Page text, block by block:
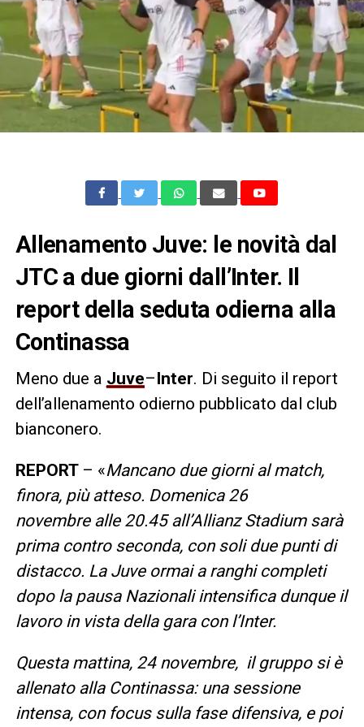
Allenamento Juve: le novità dal
JTC a due giorni dall’Inter. Il
report della seduta odierna alla
Continassa
Meno due a Juve–Inter. Di seguito il report
dell’allenamento odierno pubblicato dal club
bianconero.
REPORT – «Mancano due giorni al match,
finora, più atteso. Domenica 26
novembre alle 20.45 all’Allianz Stadium sarà
prima contro seconda, con soli due punti di
distacco. La Juve ormai a ranghi completi
dopo la pausa Nazionali intensifica dunque il
lavoro in vista della gara con l’Inter.
Questa mattina, 24 novembre, il gruppo si è
allenato alla Continassa: una sessione
intensa, con focus sulla fase difensiva, e poi